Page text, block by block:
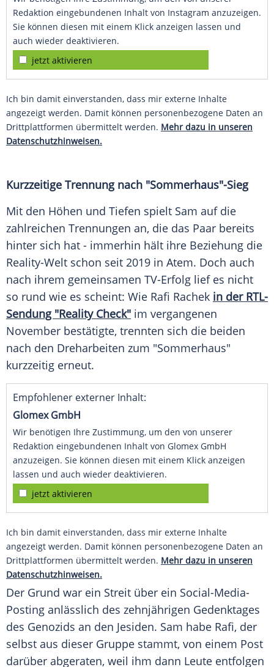
Redaktion eingebundenen Inhalt von Instagram anzuzeigen.
Sie können diesen mit einem Klick anzeigen lassen und
auch wieder deaktivieren.
jetzt aktivieren
Ich bin damit einverstanden, dass mir externe Inhalte
angezeigt werden. Damit können personenbezogene Daten an
Drittplattformen übermittelt werden. Mehr dazu in unseren
Datenschutzhinweisen.
Kurzzeitige Trennung nach "Sommerhaus"-Sieg
Mit den Höhen und Tiefen spielt Sam auf die
zahlreichen Trennungen an, die das Paar bereits
hinter sich hat - immerhin hält ihre Beziehung die
Reality-Welt schon seit 2019 in Atem. Doch auch
nach ihrem gemeinsamen TV-Erfolg lief es nicht
so rund wie es scheint: Wie Rafi Rachek in der RTL-
Sendung "Reality Check" im vergangenen
November bestätigte, trennten sich die beiden
nach den Dreharbeiten zum "Sommerhaus"
kurzzeitig erneut.
Empfohlener externer Inhalt:
Glomex GmbH
Wir benötigen Ihre Zustimmung, um den von unserer
Redaktion eingebundenen Inhalt von Glomex GmbH
anzuzeigen. Sie können diesen mit einem Klick anzeigen
lassen und auch wieder deaktivieren.
jetzt aktivieren
Ich bin damit einverstanden, dass mir externe Inhalte
angezeigt werden. Damit können personenbezogene Daten an
Drittplattformen übermittelt werden. Mehr dazu in unseren
Datenschutzhinweisen.
Der Grund war ein Streit über ein Social-Media-
Posting anlässlich des zehnjährigen Gedenktages
des Genozids an den Jesiden. Sam habe Rafi, der
selbst aus dieser Gruppe stammt, von einem Post
darüber abgeraten, weil ihm dann Leute entfolgen